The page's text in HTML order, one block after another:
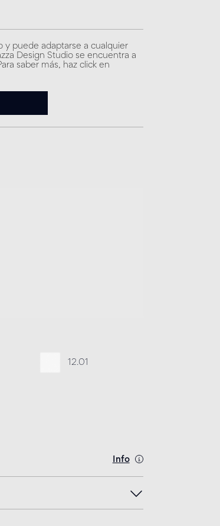
y puede adaptarse a cualquier
Design Studio se encuentra a
saber más, haz click en
12.01
Info